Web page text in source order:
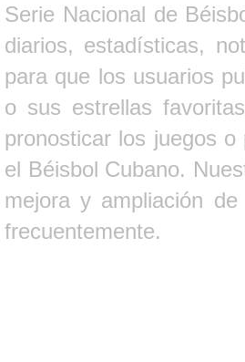
Serie Nacional de
diarios, estadísticas,
para que los usuarios
o sus estrellas
pronosticar los juegos
el Béisbol Cubano.
mejora y ampliación
frecuentemente.